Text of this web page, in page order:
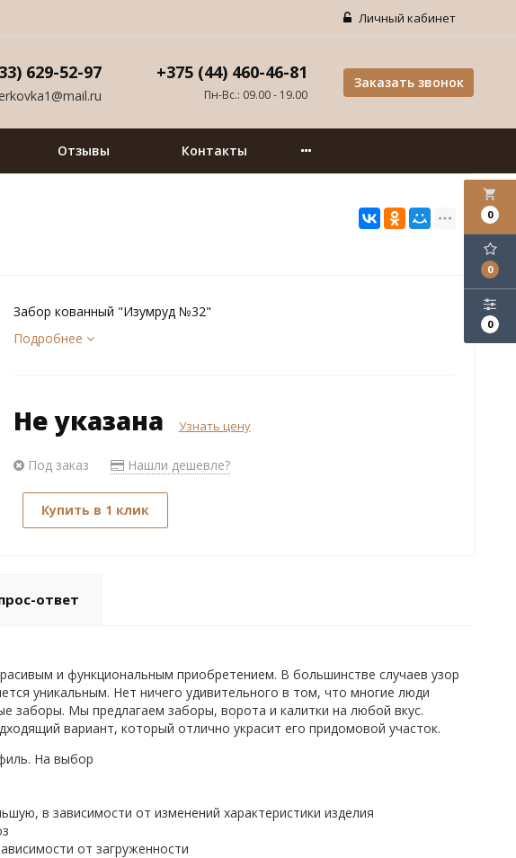
Личный кабинет
629-52-97 +375 (44) 460-46-81
Пн-Вс.: 09.00 - 19.00
Заказать звонок
Отзывы Контакты
local_grocery_store
0
0
0
Забор кованный "Изумруд №32"
Подробнее
Не указана Узнать цену
Под заказ Нашли дешевле?
Купить в 1 клик
ответ
и функциональным приобретением. В большинстве случаев узор
уникальным. Нет ничего удивительного в том, что многие люди
заборы. Мы предлагаем заборы, ворота и калитки на любой вкус.
вариант, который отлично украсит его придомовой участок.
На выбор
в зависимости от изменений характеристики изделия
от загруженности